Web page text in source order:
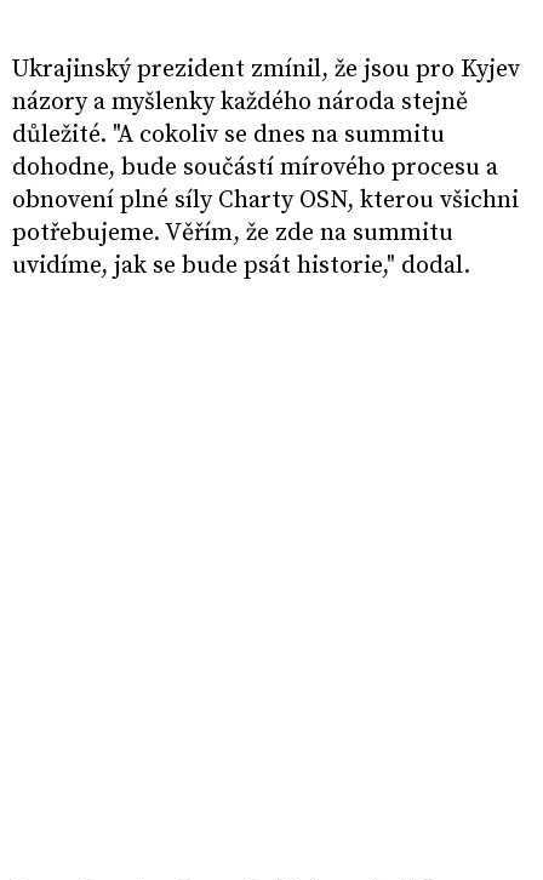
Ukrajinský prezident zmínil, že jsou pro Kyjev
názory a myšlenky každého národa stejně
důležité. "A cokoliv se dnes na summitu
dohodne, bude součástí mírového procesu a
obnovení plné síly Charty OSN, kterou všichni
potřebujeme. Věřím, že zde na summitu
uvidíme, jak se bude psát historie," dodal.